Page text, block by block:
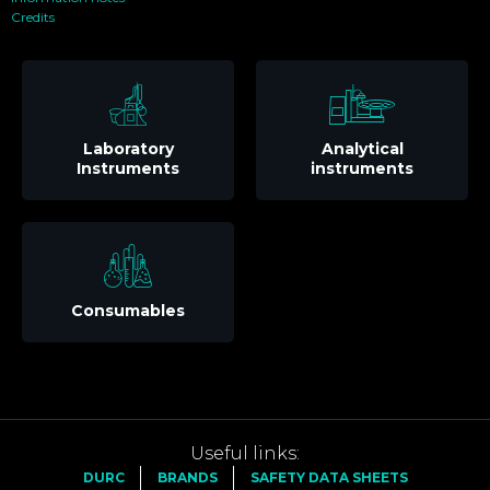
Credits
Laboratory
Instruments
Analytical
instruments
Consumables
Useful links:
DURC BRANDS SAFETY DATA SHEETS